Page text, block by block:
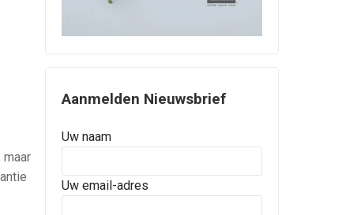
Aanmelden Nieuwsbrief
Uw naam
Uw email-adres